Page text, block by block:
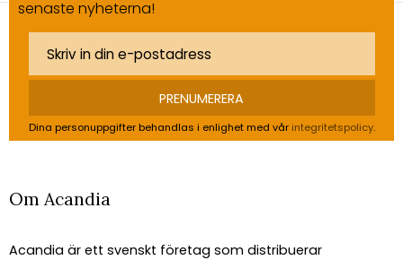
senaste nyheterna!
PRENUMERERA
Dina personuppgifter behandlas i enlighet med vår integritetspolicy.
Om Acandia
Acandia är ett svenskt företag som distribuerar